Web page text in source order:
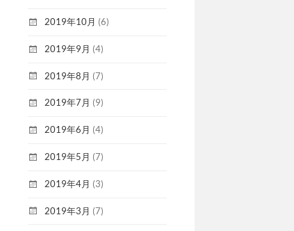
2019年10月 (6)
2019年9月 (4)
2019年8月 (7)
2019年7月 (9)
2019年6月 (4)
2019年5月 (7)
2019年4月 (3)
2019年3月 (7)